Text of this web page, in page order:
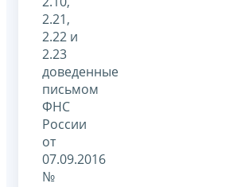
2.21,
2.22 и
2.23
доведенные
письмом
ФНС
России
от
07.09.2016
№